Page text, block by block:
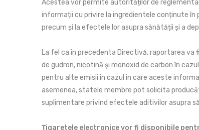
Acestea vor permite autorităților de
informații cu privire la ingredientele conținute în
precum și la efectele lor asupra sănătății și a
La fel ca în precedenta Directivă, raportarea va
de gudron, nicotină și monoxid de carbon în
pentru alte emisii în cazul în care aceste
asemenea, statele membre pot solicita
suplimentare privind efectele aditivilor asupra
Țigaretele electronice vor fi disponibile